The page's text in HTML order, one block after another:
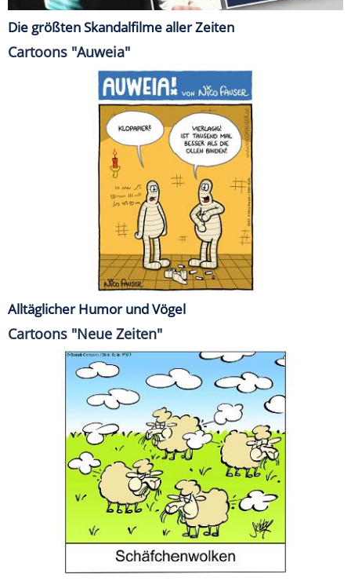
Die größten Skandalfilme aller Zeiten
Cartoons "Auweia"
Alltäglicher Humor und Vögel
Cartoons "Neue Zeiten"